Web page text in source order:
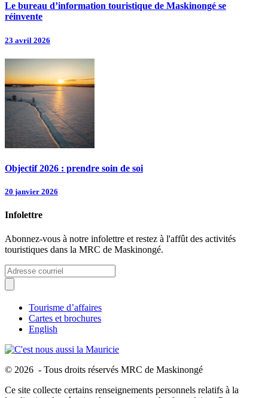
Le bureau d’information touristique de Maskinongé se
réinvente
23 avril 2026
Objectif 2026 : prendre soin de soi
20 janvier 2026
Infolettre
Abonnez-vous à notre infolettre et restez à l'affût des activités
touristiques dans la MRC de Maskinongé.
Tourisme d’affaires
Cartes et brochures
English
© 2026 - Tous droits réservés MRC de Maskinongé
Ce site collecte certains renseignements personnels relatifs à la